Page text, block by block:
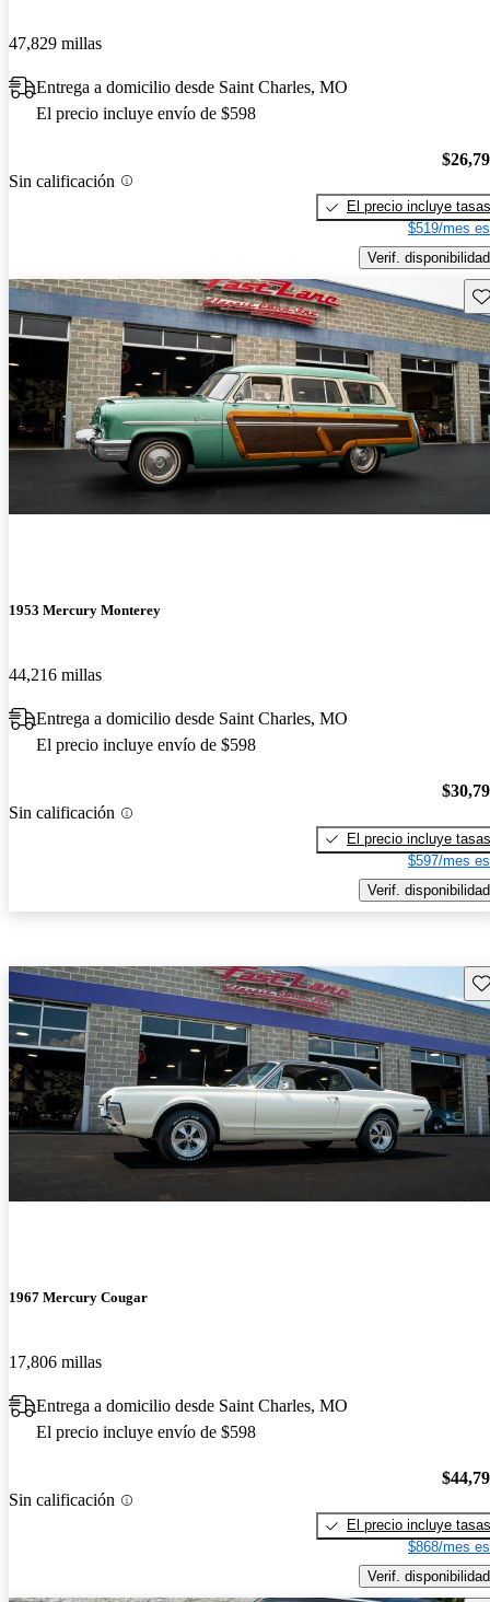
47,829 millas
Entrega a domicilio desde Saint Charles, MO
El precio incluye envío de $598
Sin calificación
El precio incluye tasas
$519/mes
Verif. disponibilidad
1953 Mercury Monterey
44,216 millas
Entrega a domicilio desde Saint Charles, MO
El precio incluye envío de $598
Sin calificación
El precio incluye tasas
$597/mes
Verif. disponibilidad
1967 Mercury Cougar
17,806 millas
Entrega a domicilio desde Saint Charles, MO
El precio incluye envío de $598
Sin calificación
El precio incluye tasas
$868/mes
Verif. disponibilidad